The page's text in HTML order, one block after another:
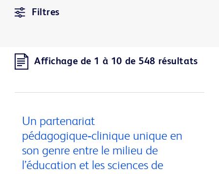
Filtres
Affichage de 1 à 10 de 548 résultats
Un partenariat
pédagogique‑clinique unique en
son genre entre le milieu de
l’éducation et les sciences de